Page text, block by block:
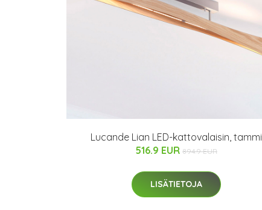
Lucande Lian LED-kattovalaisin, tammi
516.9 EUR 894.9 EUR
LISÄTIETOJA